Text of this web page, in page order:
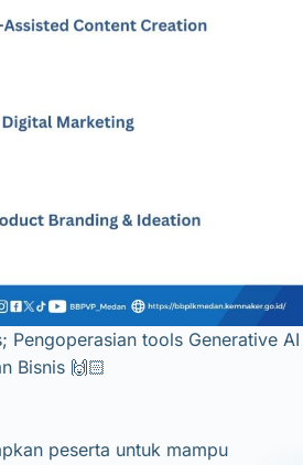
Pengoperasian tools Generative AI
Bisnis 🙌🏻
peserta untuk mampu